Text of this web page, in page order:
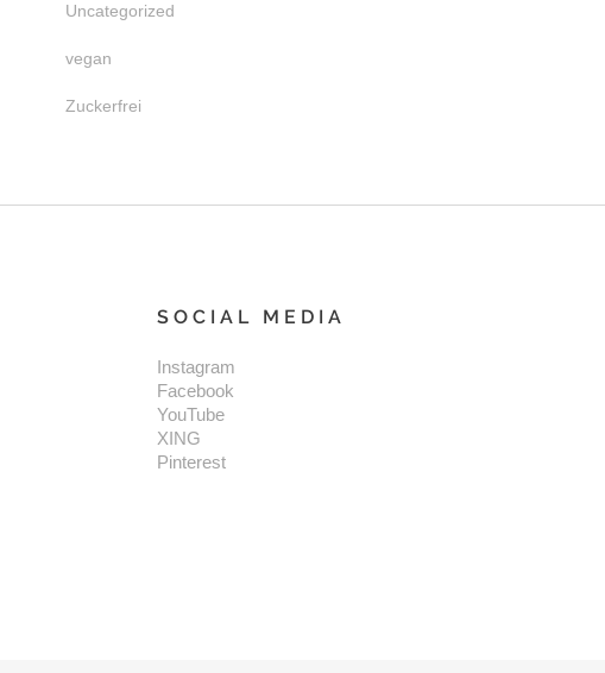
Uncategorized
vegan
Zuckerfrei
SOCIAL MEDIA
Instagram
Facebook
YouTube
XING
Pinterest